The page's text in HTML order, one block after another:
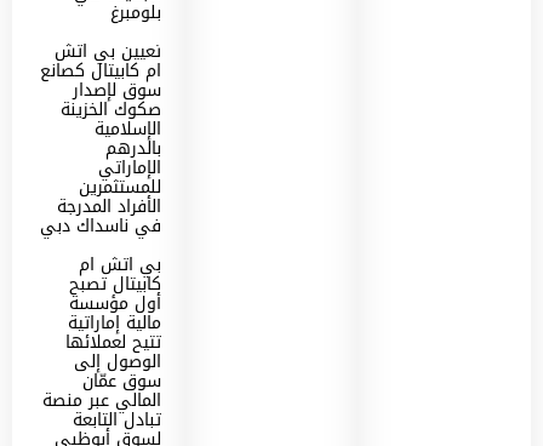
بلومبرغ
تعيين بي اتش
ام كابيتال كصانع
سوق لإصدار
صكوك الخزينة
الإسلامية
بالدرهم
الإماراتي
للمستثمرين
الأفراد المدرجة
في ناسداك دبي
بي اتش ام
كابيتال تصبح
أول مؤسسة
مالية إماراتية
تتيح لعملائها
الوصول إلى
سوق عمّان
المالي عبر منصة
تبادل التابعة
لسوق أبوظبي